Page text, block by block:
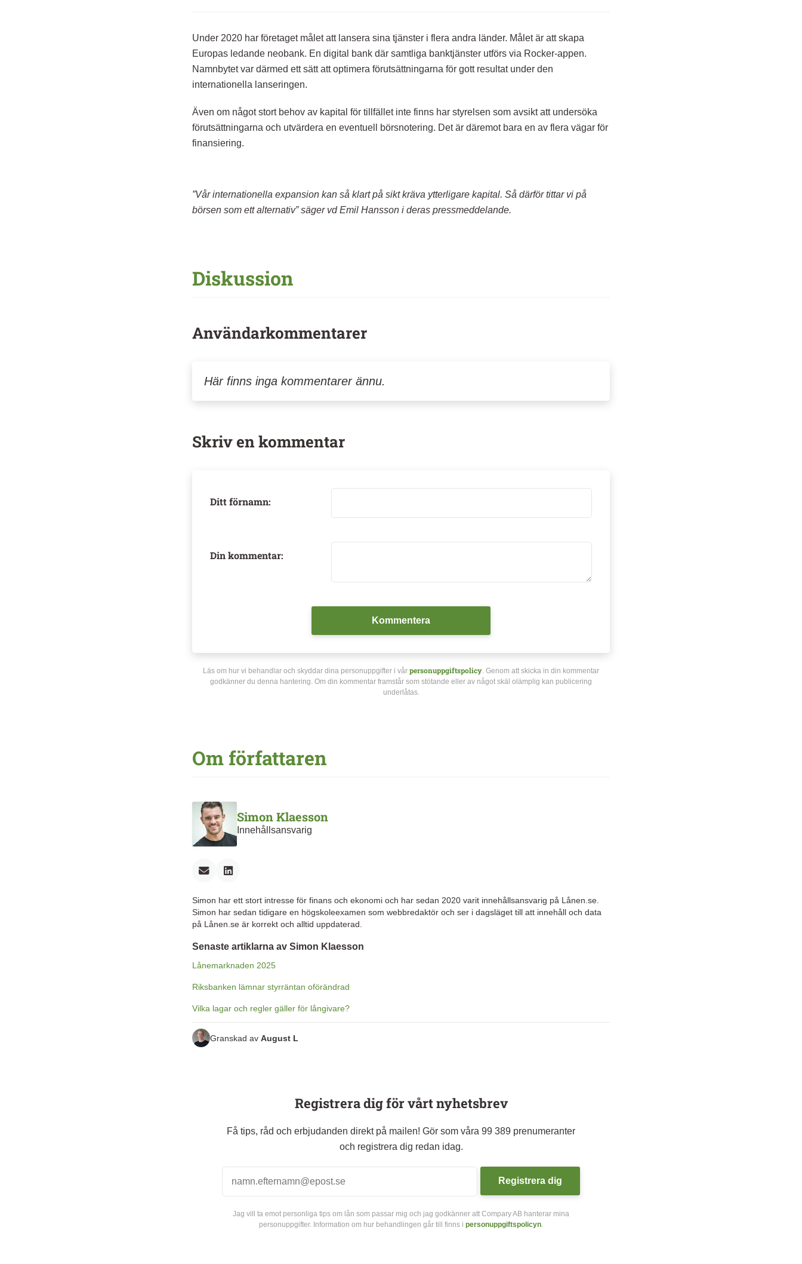
Under 2020 har företaget målet att lansera sina tjänster i flera andra länder. Målet är att skapa
Europas ledande neobank. En digital bank där samtliga banktjänster utförs via Rocker-appen.
Namnbytet var därmed ett sätt att optimera förutsättningarna för gott resultat under den
internationella lanseringen.
Även om något stort behov av kapital för tillfället inte finns har styrelsen som avsikt att undersöka
förutsättningarna och utvärdera en eventuell börsnotering. Det är däremot bara en av flera vägar för
finansiering.
”Vår internationella expansion kan så klart på sikt kräva ytterligare kapital. Så därför tittar vi på
börsen som ett alternativ” säger vd Emil Hansson i deras pressmeddelande.
Diskussion
Användarkommentarer
Här finns inga kommentarer ännu.
Skriv en kommentar
Ditt förnamn:
Din kommentar:
Kommentera
Läs om hur vi behandlar och skyddar dina personuppgifter i vår personuppgiftspolicy. Genom att skicka in din kommentar
godkänner du denna hantering. Om din kommentar framstår som stötande eller av något skäl olämplig kan publicering
underlåtas.
Om författaren
Simon Klaesson
Innehållsansvarig
Simon har ett stort intresse för finans och ekonomi och har sedan 2020 varit innehållsansvarig på Lånen.se.
Simon har sedan tidigare en högskoleexamen som webbredaktör och ser i dagsläget till att innehåll och data
på Lånen.se är korrekt och alltid uppdaterad.
Senaste artiklarna av Simon Klaesson
Lånemarknaden 2025
Riksbanken lämnar styrräntan oförändrad
Vilka lagar och regler gäller för långivare?
Granskad av August L
Registrera dig för vårt nyhetsbrev
Få tips, råd och erbjudanden direkt på mailen! Gör som våra 99 389 prenumeranter
och registrera dig redan idag.
Registrera dig
Jag vill ta emot personliga tips om lån som passar mig och jag godkänner att Compary AB hanterar mina
personuppgifter. Information om hur behandlingen går till finns i personuppgiftspolicyn